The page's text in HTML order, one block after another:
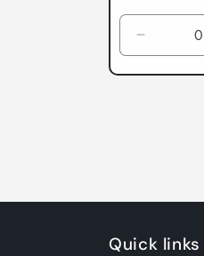
listino
Diminuisci
quantità
per
Quick links